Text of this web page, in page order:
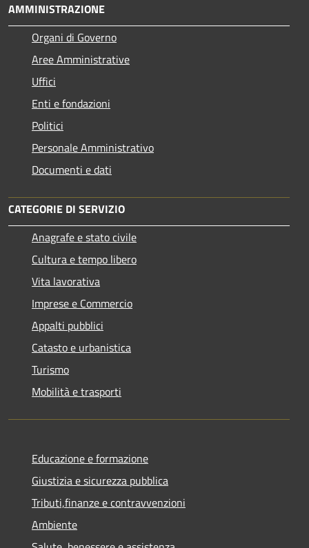
AMMINISTRAZIONE
Organi di Governo
Aree Amministrative
Uffici
Enti e fondazioni
Politici
Personale Amministrativo
Documenti e dati
CATEGORIE DI SERVIZIO
Anagrafe e stato civile
Cultura e tempo libero
Vita lavorativa
Imprese e Commercio
Appalti pubblici
Catasto e urbanistica
Turismo
Mobilità e trasporti
Educazione e formazione
Giustizia e sicurezza pubblica
Tributi,finanze e contravvenzioni
Ambiente